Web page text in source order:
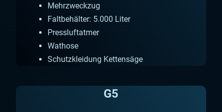
Mehrzweckzug
Faltbehälter: 5.000 Liter
Pressluftatmer
Wathose
Schutzkleidung Kettensäge
G5